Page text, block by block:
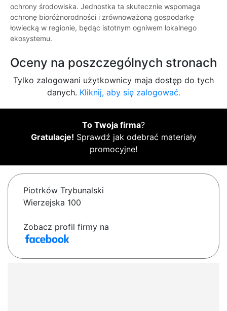
ochrony środowiska. Jednostka ta skutecznie wspomaga
ochronę bioróżnorodności i zrównoważoną gospodarkę
łowiecką w regionie, będąc istotnym ogniwem lokalnego
ekosystemu.
Oceny na poszczególnych stronach
Tylko zalogowani użytkownicy maja dostęp do tych
danych. Kliknij, aby się zalogować.
To Twoja firma?
Gratulacje! Sprawdź jak odebrać materiały
promocyjne!
Piotrków Trybunalski
Wierzejska 100
Zobacz profil firmy na